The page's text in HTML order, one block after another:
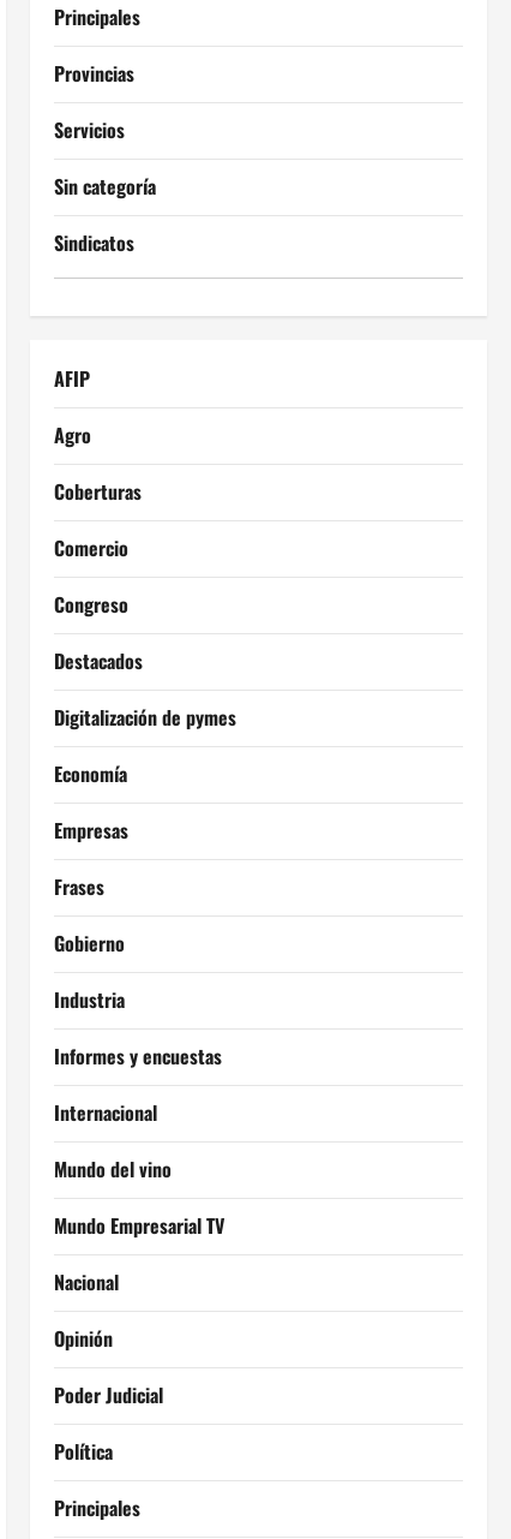
Principales
Provincias
Servicios
Sin categoría
Sindicatos
AFIP
Agro
Coberturas
Comercio
Congreso
Destacados
Digitalización de pymes
Economía
Empresas
Frases
Gobierno
Industria
Informes y encuestas
Internacional
Mundo del vino
Mundo Empresarial TV
Nacional
Opinión
Poder Judicial
Política
Principales